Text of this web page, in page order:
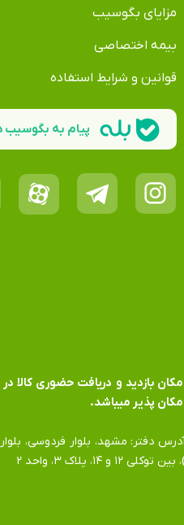
مزایای بگوسیب
بیمه اختصاصی
قوانین و شرایط استفاده
بازدید و دریافت حضوری کالا
پذیر میباشد.
توکلی ۱۲ و ۱۴، پلاک ۳، واحد ۲
پیام به بگوسیب